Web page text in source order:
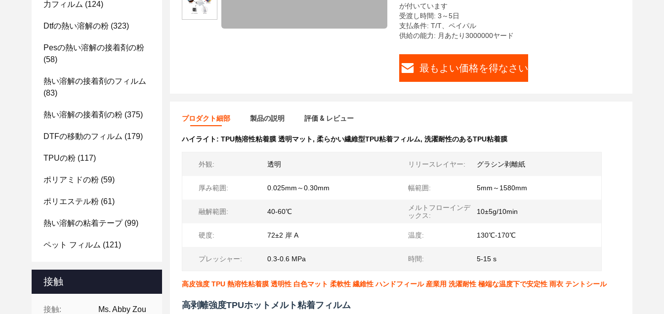
力フィルム (124)
Dtfの熱い溶解の粉 (323)
Pesの熱い溶解の接着剤の粉
(58)
熱い溶解の接着剤のフィルム
(83)
熱い溶解の接着剤の粉 (375)
DTFの移動のフィルム (179)
TPUの粉 (117)
ポリアミドの粉 (59)
ポリエステル粉 (61)
熱い溶解の粘着テープ(99)
ペット フィルム (121)
接触
接触: Ms. Abby Zou
が付いています
受渡し時間: 3～5日
支払条件: T/T、ペイパル
供給の能力: 月あたり3000000ヤード
最もよい価格を得なさい
プロダクト細部 製品の説明 評価 & レビュー
ハイライト: TPU熱溶性粘着膜 透明マット, 柔らかい繊維型TPU粘着フィルム, 洗濯耐性のあるTPU粘着膜
外観: 透明 リリースレイヤー: グラシン剥離紙
厚み範囲: 0.025mm～0.30mm 幅範囲: 5mm～1580mm
融解範囲: 40-60℃
メルトフローインデ
ックス:
10±5g/10min
硬度: 72±2 岸 A 温度: 130℃-170℃
プレッシャー: 0.3-0.6 MPa 時間: 5-15 s
高皮強度 TPU 熱溶性粘着膜 透明性 白色マット 柔軟性 繊維性 ハンドフィール 産業用 洗濯耐性 極端な温度下で安定性 雨衣 テントシール
高剥離強度TPUホットメルト粘着フィルム